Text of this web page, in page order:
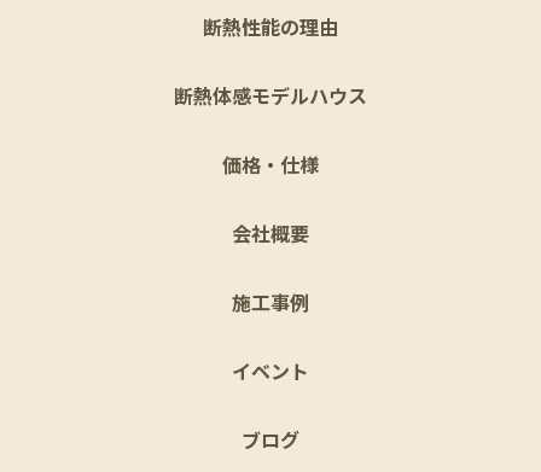
断熱性能の理由
断熱体感モデルハウス
価格・仕様
会社概要
施工事例
イベント
ブログ